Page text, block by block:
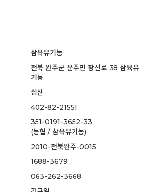
삼육유기농
전북 완주군 운주면 장선로 38 삼육유
기농
심산
402-82-21551
351-0191-3652-33
(농협 / 삼육유기농)
2010-전북완주-0015
1688-3679
063-262-3668